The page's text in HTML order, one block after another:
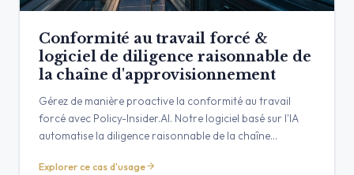
Conformité au travail forcé &
logiciel de diligence raisonnable de
la chaîne d'approvisionnement
Gérez de manière proactive la conformité au travail
forcé avec Policy-Insider.AI. Notre logiciel basé sur l'IA
automatise la diligence raisonnable de la chaîne
mondiaux en intelligence exploitable et vérifiable.
Explorer ce cas d'usage